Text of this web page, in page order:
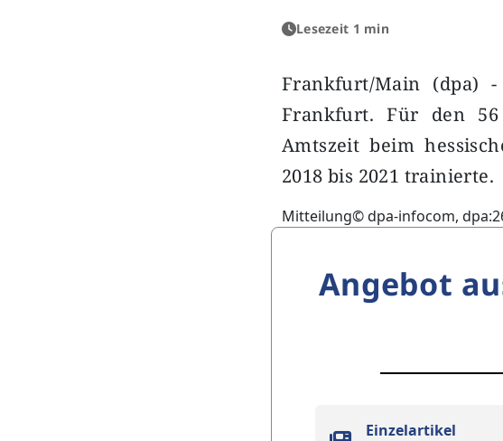
Lesezeit 1 min
Frankfurt/Main (dpa)
Frankfurt. Für den
Amtszeit beim
2018 bis 2021 trainierte.
Mitteilung© dpa-infocom,
Angebot
Einzelartikel